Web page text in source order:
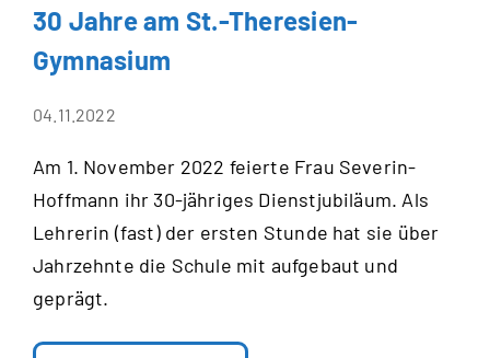
30 Jahre am St.-Theresien-
Gymnasium
04.11.2022
Am 1. November 2022 feierte Frau Severin-
Hoffmann ihr 30-jähriges Dienstjubiläum. Als
Lehrerin (fast) der ersten Stunde hat sie über
Jahrzehnte die Schule mit aufgebaut und
geprägt.